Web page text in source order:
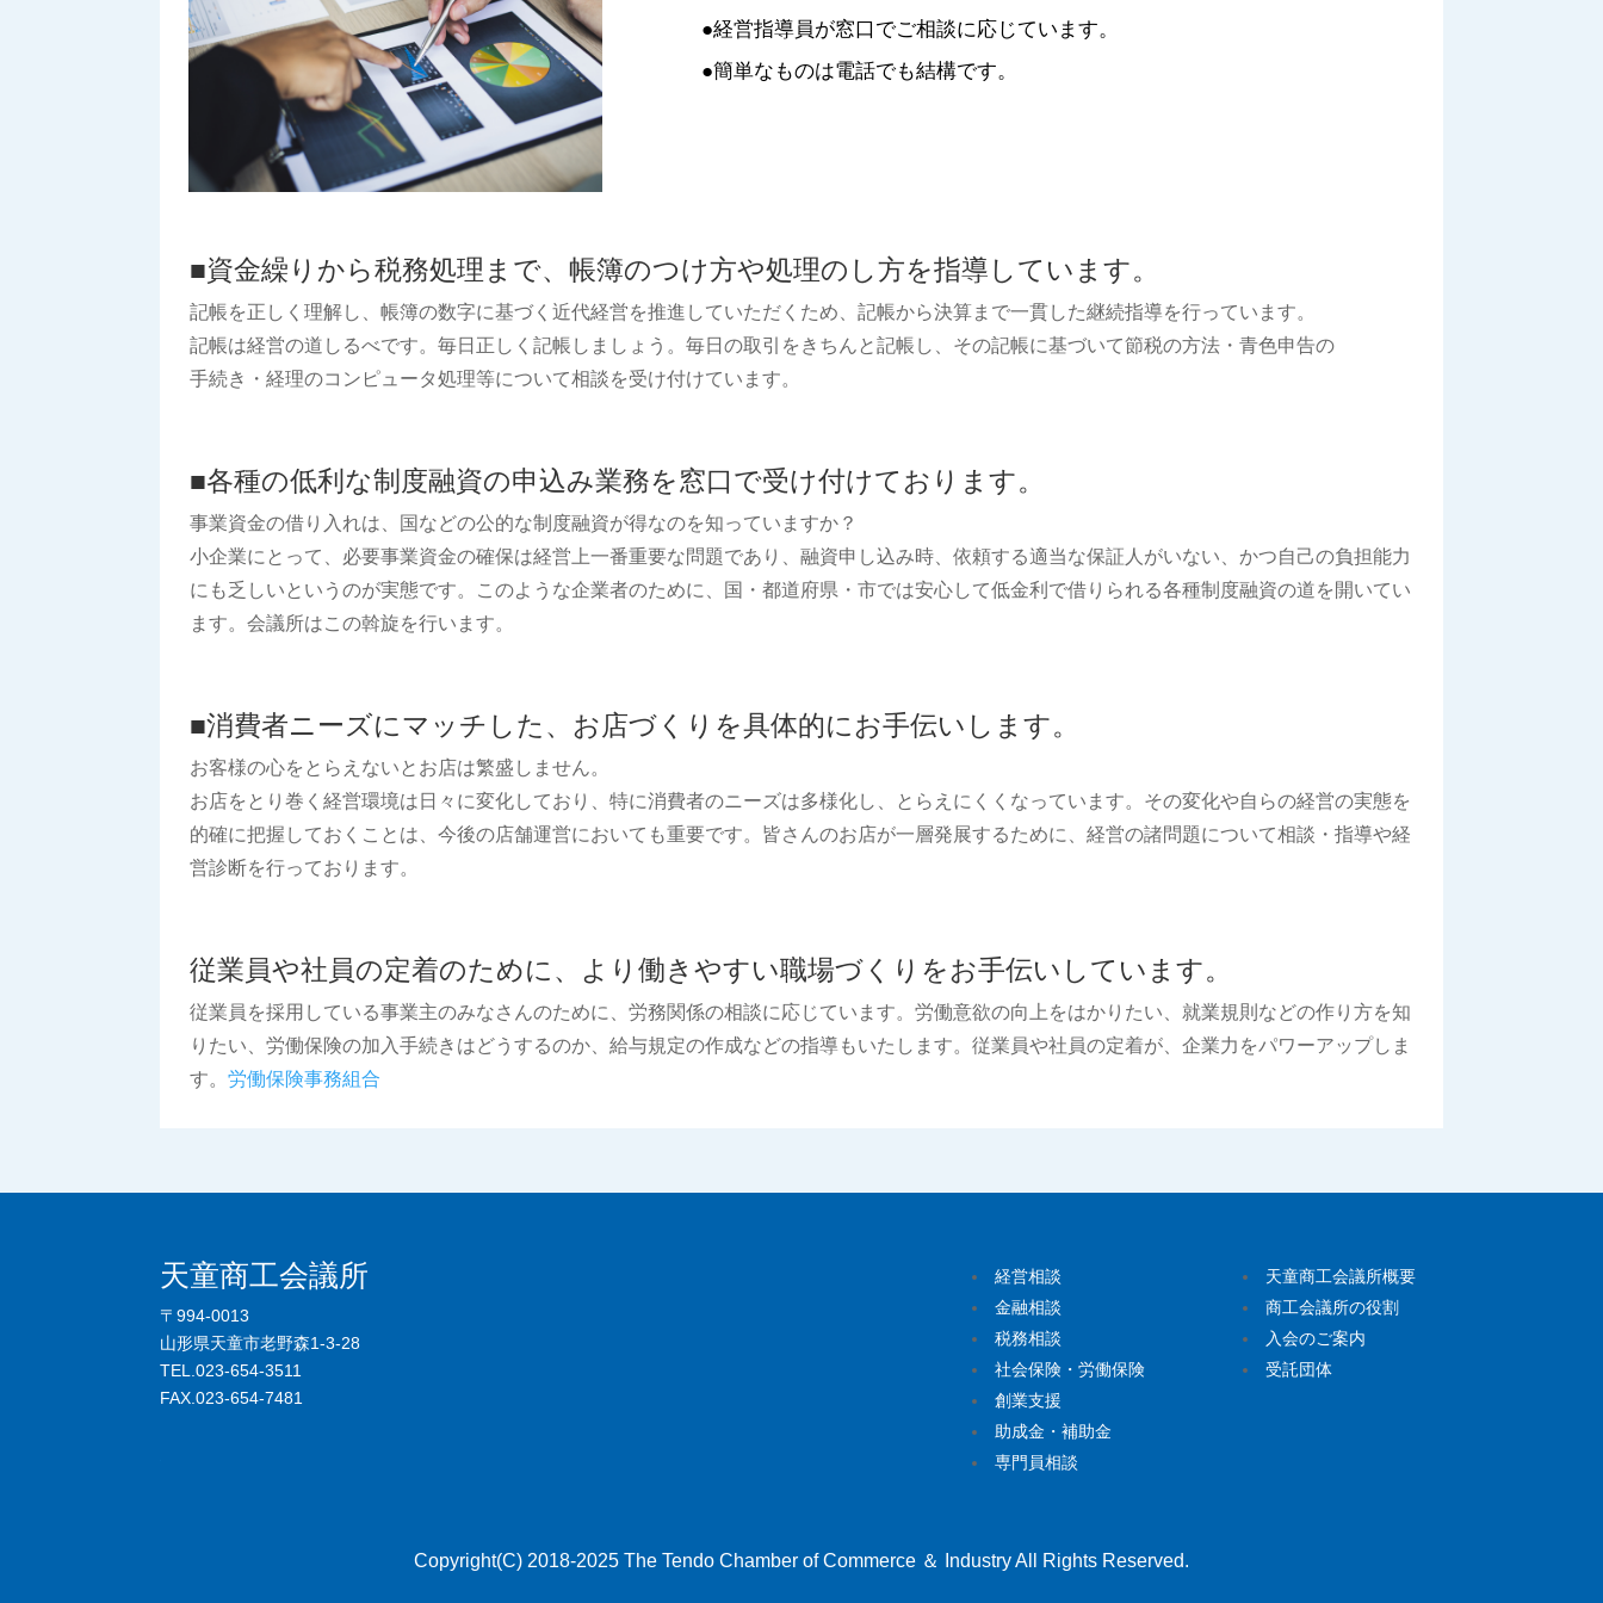
●経営指導員が窓口でご相談に応じています。
●簡単なものは電話でも結構です。
■資金繰りから税務処理まで、帳簿のつけ方や処理のし方を指導しています。
記帳を正しく理解し、帳簿の数字に基づく近代経営を推進していただくため、記帳から決算まで一貫した継続指導を行っています。
記帳は経営の道しるべです。毎日正しく記帳しましょう。毎日の取引をきちんと記帳し、その記帳に基づいて節税の方法・青色申告の
手続き・経理のコンピュータ処理等について相談を受け付けています。
■各種の低利な制度融資の申込み業務を窓口で受け付けております。
事業資金の借り入れは、国などの公的な制度融資が得なのを知っていますか？
小企業にとって、必要事業資金の確保は経営上一番重要な問題であり、融資申し込み時、依頼する適当な保証人がいない、かつ自己の負担能力
にも乏しいというのが実態です。このような企業者のために、国・都道府県・市では安心して低金利で借りられる各種制度融資の道を開いてい
ます。会議所はこの斡旋を行います。
■消費者ニーズにマッチした、お店づくりを具体的にお手伝いします。
お客様の心をとらえないとお店は繁盛しません。
お店をとり巻く経営環境は日々に変化しており、特に消費者のニーズは多様化し、とらえにくくなっています。その変化や自らの経営の実態を
的確に把握しておくことは、今後の店舗運営においても重要です。皆さんのお店が一層発展するために、経営の諸問題について相談・指導や経
営診断を行っております。
従業員や社員の定着のために、より働きやすい職場づくりをお手伝いしています。
従業員を採用している事業主のみなさんのために、労務関係の相談に応じています。労働意欲の向上をはかりたい、就業規則などの作り方を知
りたい、労働保険の加入手続きはどうするのか、給与規定の作成などの指導もいたします。従業員や社員の定着が、企業力をパワーアップしま
す。労働保険事務組合
天童商工会議所
〒994-0013
山形県天童市老野森1-3-28
TEL.023-654-3511
FAX.023-654-7481
経営相談
金融相談
税務相談
社会保険・労働保険
創業支援
助成金・補助金
専門員相談
天童商工会議所概要
商工会議所の役割
入会のご案内
受託団体
Copyright(C) 2018-2025 The Tendo Chamber of Commerce ＆ Industry All Rights Reserved.